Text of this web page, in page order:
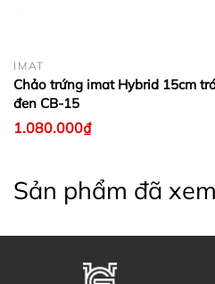
IMAT
Chảo trứng imat Hybrid 15cm
đen CB-15
1.080.000₫
Sản phẩm đã xem